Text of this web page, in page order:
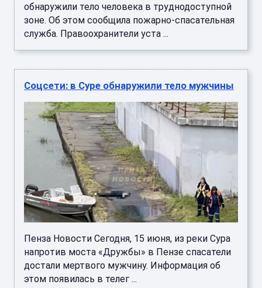
обнаружили тело человека в труднодоступной
зоне. Об этом сообщила пожарно-спасательная
служба. Правоохранители уста ...
Соцсети: в Суре обнаружили тело мужчины
Пенза Новости Сегодня, 15 июня, из реки Сура
напротив моста «Дружбы» в Пензе спасатели
достали мертвого мужчину. Информация об
этом появилась в телег ...